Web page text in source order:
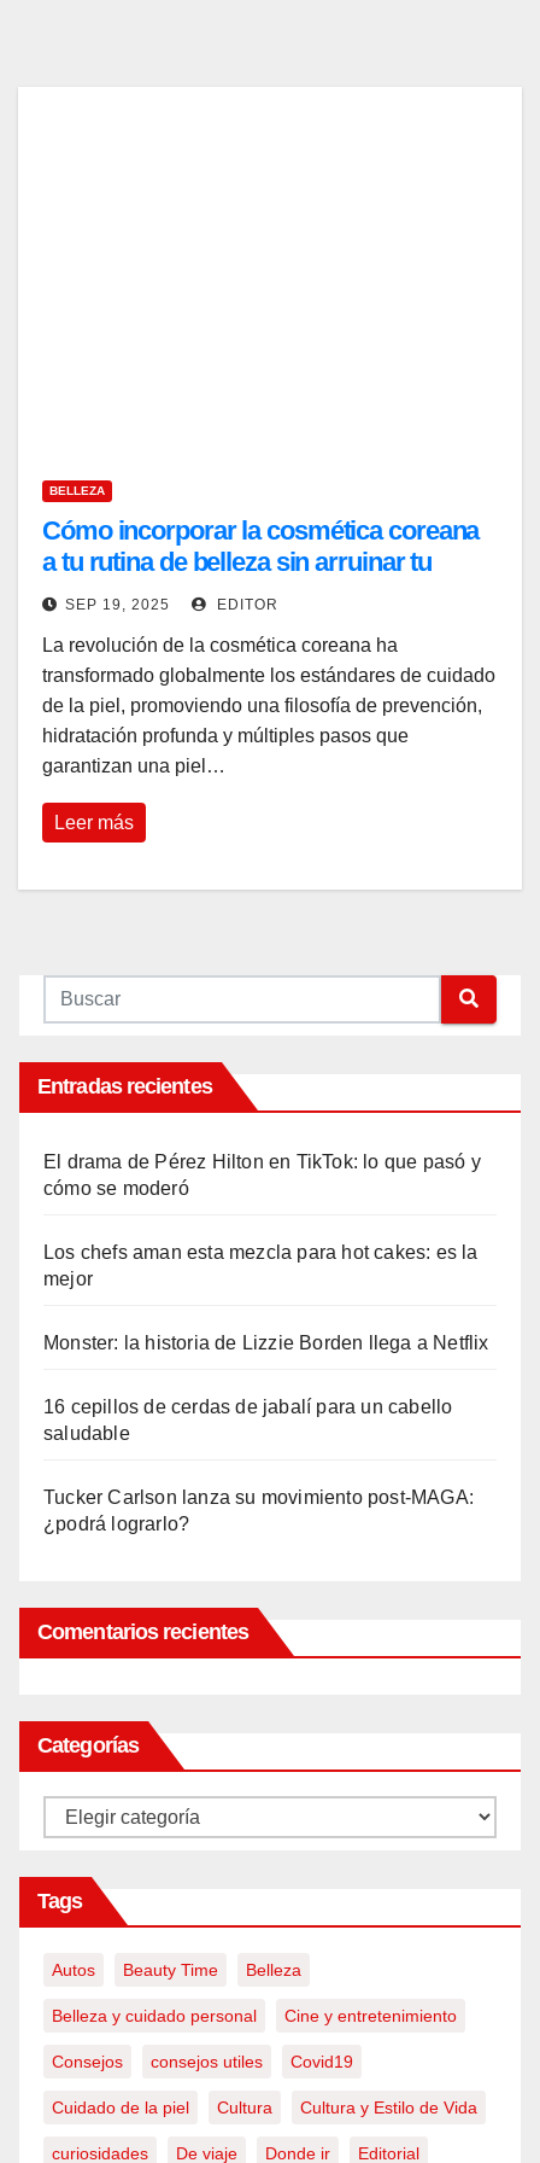
BELLEZA
Cómo incorporar la cosmética coreana
a tu rutina de belleza sin arruinar tu
bolsillo
SEP 19, 2025 EDITOR
La revolución de la cosmética coreana ha
transformado globalmente los estándares de cuidado
de la piel, promoviendo una filosofía de prevención,
hidratación profunda y múltiples pasos que
garantizan una piel…
Leer más
Entradas recientes
El drama de Pérez Hilton en TikTok: lo que pasó y
cómo se moderó
Los chefs aman esta mezcla para hot cakes: es la
mejor
Monster: la historia de Lizzie Borden llega a Netflix
16 cepillos de cerdas de jabalí para un cabello
saludable
Tucker Carlson lanza su movimiento post-MAGA:
¿podrá lograrlo?
Comentarios recientes
Categorías
Categorías
Tags
Autos Beauty Time Belleza
Belleza y cuidado personal Cine y entretenimiento
Consejos consejos utiles Covid19
Cuidado de la piel Cultura Cultura y Estilo de Vida
curiosidades De viaje Donde ir Editorial